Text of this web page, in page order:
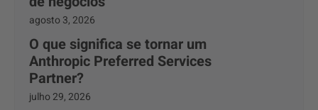
agosto 3, 2026
O que significa se tornar um
Anthropic Preferred Services
Partner?
julho 29, 2026